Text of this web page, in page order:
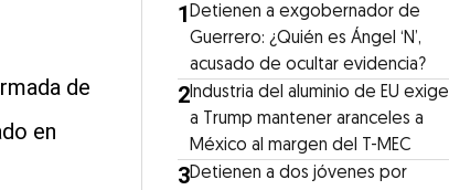
de
en
1Detienen a exgobernador de
Guerrero: ¿Quién es Ángel ‘N’,
acusado de ocultar evidencia?
2Industria del aluminio de EU exige
a Trump mantener aranceles a
México al margen del T-MEC
3Detienen a dos jóvenes por